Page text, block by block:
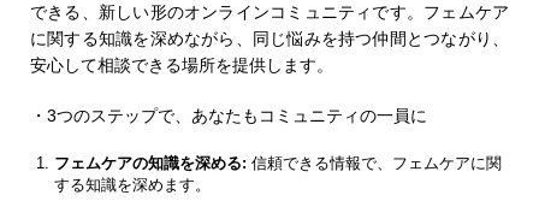
できる、新しい形のオンラインコミュニティです。フェムケア
に関する知識を深めながら、同じ悩みを持つ仲間とつながり、
安心して相談できる場所を提供します。
・3つのステップで、あなたもコミュニティの一員に
フェムケアの知識を深める: 信頼できる情報で、フェムケアに関
する知識を深めます。